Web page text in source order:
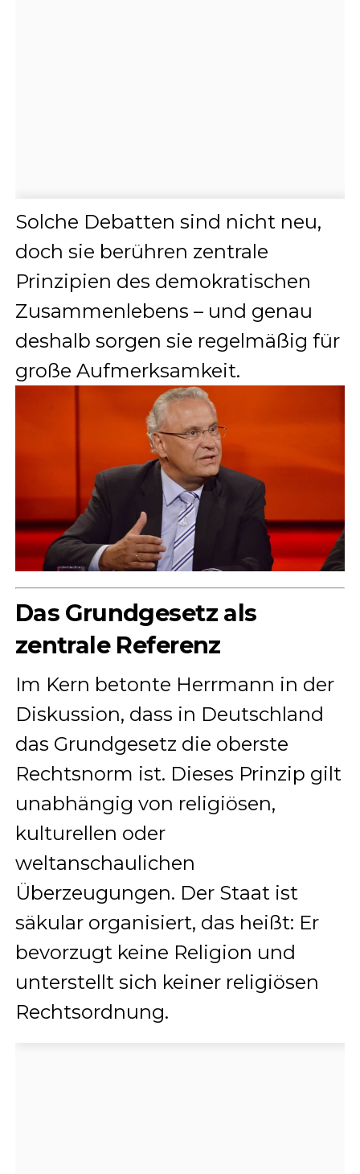
Solche Debatten sind nicht neu,
doch sie berühren zentrale
Prinzipien des demokratischen
Zusammenlebens – und genau
deshalb sorgen sie regelmäßig für
große Aufmerksamkeit.
Das Grundgesetz als
zentrale Referenz
Im Kern betonte Herrmann in der
Diskussion, dass in Deutschland
das Grundgesetz die oberste
Rechtsnorm ist. Dieses Prinzip gilt
unabhängig von religiösen,
kulturellen oder
weltanschaulichen
Überzeugungen. Der Staat ist
säkular organisiert, das heißt: Er
bevorzugt keine Religion und
unterstellt sich keiner religiösen
Rechtsordnung.